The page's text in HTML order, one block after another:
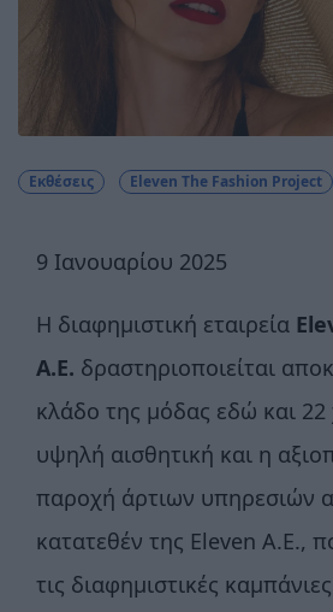
Εκθέσεις Eleven The Fashion Project
9 Ιανουαρίου 2025
Η διαφημιστική εταιρεία
Α.Ε. δραστηριοποιείται
κλάδο της μόδας εδώ και 22
υψηλή αισθητική και η
παροχή άρτιων υπηρεσιών
κατατεθέν της Eleven Α.Ε.,
τις διαφημιστικές